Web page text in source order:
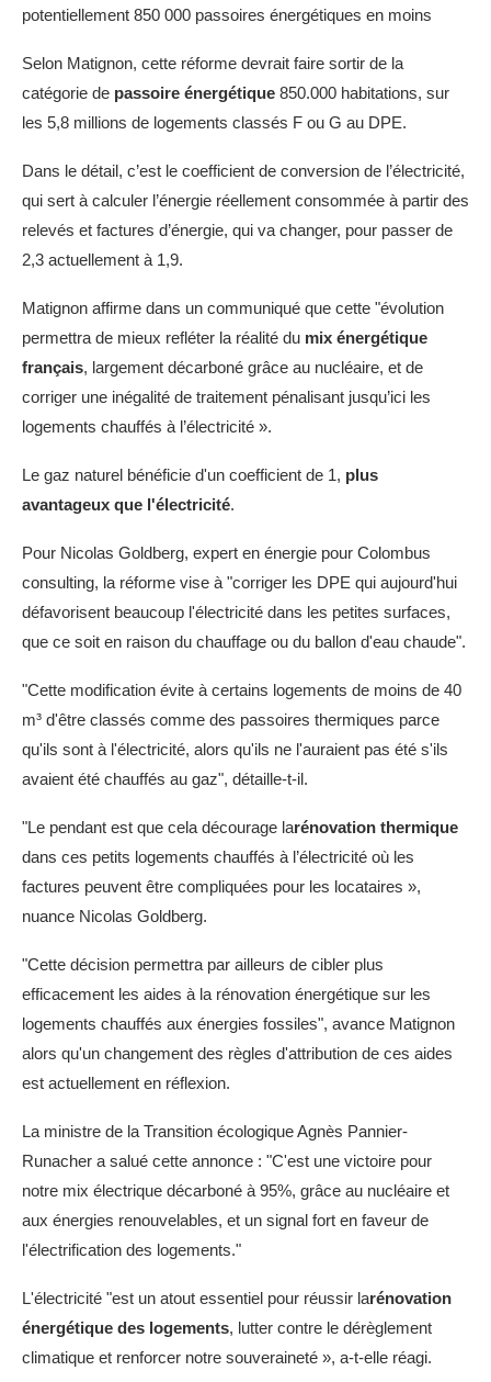
potentiellement 850 000 passoires énergétiques en moins
Selon Matignon, cette réforme devrait faire sortir de la
catégorie de passoire énergétique 850.000 habitations, sur
les 5,8 millions de logements classés F ou G au DPE.
Dans le détail, c’est le coefficient de conversion de l’électricité,
qui sert à calculer l’énergie réellement consommée à partir des
relevés et factures d’énergie, qui va changer, pour passer de
2,3 actuellement à 1,9.
Matignon affirme dans un communiqué que cette "évolution
permettra de mieux refléter la réalité du mix énergétique
français, largement décarboné grâce au nucléaire, et de
corriger une inégalité de traitement pénalisant jusqu’ici les
logements chauffés à l’électricité ».
Le gaz naturel bénéficie d'un coefficient de 1, plus
avantageux que l'électricité.
Pour Nicolas Goldberg, expert en énergie pour Colombus
consulting, la réforme vise à "corriger les DPE qui aujourd'hui
défavorisent beaucoup l'électricité dans les petites surfaces,
que ce soit en raison du chauffage ou du ballon d'eau chaude".
"Cette modification évite à certains logements de moins de 40
m³ d'être classés comme des passoires thermiques parce
qu'ils sont à l'électricité, alors qu'ils ne l'auraient pas été s'ils
avaient été chauffés au gaz", détaille-t-il.
"Le pendant est que cela décourage larénovation thermique
dans ces petits logements chauffés à l’électricité où les
factures peuvent être compliquées pour les locataires »,
nuance Nicolas Goldberg.
"Cette décision permettra par ailleurs de cibler plus
efficacement les aides à la rénovation énergétique sur les
logements chauffés aux énergies fossiles", avance Matignon
alors qu'un changement des règles d'attribution de ces aides
est actuellement en réflexion.
La ministre de la Transition écologique Agnès Pannier-
Runacher a salué cette annonce : "C'est une victoire pour
notre mix électrique décarboné à 95%, grâce au nucléaire et
aux énergies renouvelables, et un signal fort en faveur de
l'électrification des logements."
L'électricité "est un atout essentiel pour réussir larénovation
énergétique des logements, lutter contre le dérèglement
climatique et renforcer notre souveraineté », a-t-elle réagi.